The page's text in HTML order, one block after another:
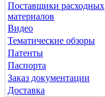
Поставщики расходных
материалов
Видео
Тематические обзоры
Патенты
Паспорта
Заказ документации
Доставка